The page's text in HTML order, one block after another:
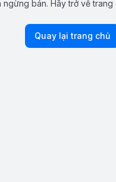
ngừng bán. Hãy trở về
Quay lại trang chủ